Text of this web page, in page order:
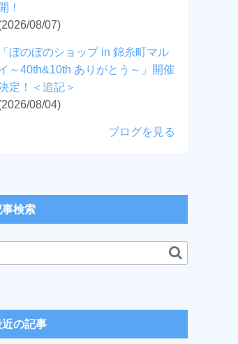
開！
08/07)
「ぼのぼのショップ in 錦糸町マル
～40th&10th ありがとう～」開催
定！＜追記＞
08/04)
ブログを見る
事検索
近の記事